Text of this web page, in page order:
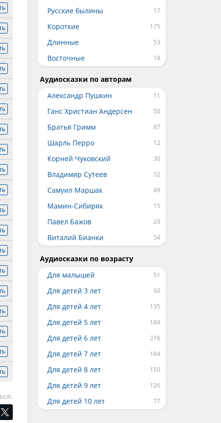
Русские былины
Короткие
Длинные
Восточные
Аудиосказки по авторам
Александр Пушкин
Ганс Христиан Андерсен
Братья Гримм
Шарль Перро
Корней Чуковский
Владимир Сутеев
Самуил Маршак
Мамин-Сибиряк
Павел Бажов
Виталий Бианки
Аудиосказки по возрасту
Для малышей
Для детей 3 лет
Для детей 4 лет
Для детей 5 лет
Для детей 6 лет
Для детей 7 лет
Для детей 8 лет
Для детей 9 лет
Для детей 10 лет